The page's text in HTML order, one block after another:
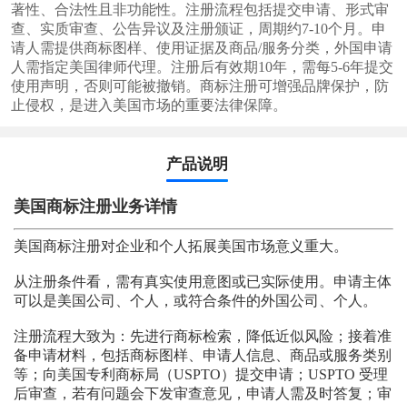
著性、合法性且非功能性。注册流程包括提交申请、形式审
查、实质审查、公告异议及注册颁证，周期约7-10个月。申
请人需提供商标图样、使用证据及商品/服务分类，外国申请
人需指定美国律师代理。注册后有效期10年，需每5-6年提交
使用声明，否则可能被撤销。商标注册可增强品牌保护，防
止侵权，是进入美国市场的重要法律保障。
产品说明
美国商标注册业务详情
美国商标注册对企业和个人拓展美国市场意义重大。
从注册条件看，需有真实使用意图或已实际使用。申请主体
可以是美国公司、个人，或符合条件的外国公司、个人。
注册流程大致为：先进行商标检索，降低近似风险；接着准
备申请材料，包括商标图样、申请人信息、商品或服务类别
等；向美国专利商标局（USPTO）提交申请；USPTO 受理
后审查，若有问题会下发审查意见，申请人需及时答复；审